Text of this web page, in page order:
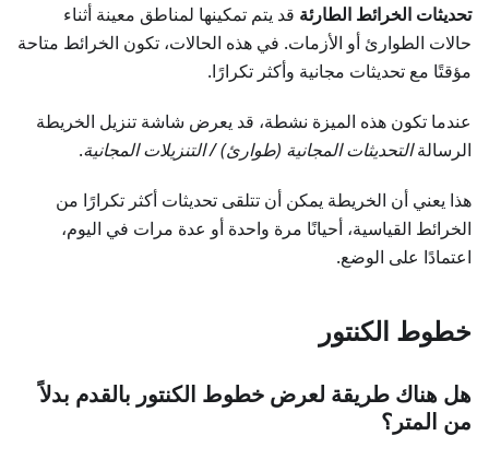
تحديثات الخرائط الطارئة قد يتم تمكينها لمناطق معينة أثناء
حالات الطوارئ أو الأزمات. في هذه الحالات، تكون الخرائط متاحة
مؤقتًا مع تحديثات مجانية وأكثر تكرارًا.
عندما تكون هذه الميزة نشطة، قد يعرض شاشة تنزيل الخريطة
الرسالةالتحديثات المجانية (طوارئ) / التنزيلات المجانية.
هذا يعني أن الخريطة يمكن أن تتلقى تحديثات أكثر تكرارًا من
الخرائط القياسية، أحيانًا مرة واحدة أو عدة مرات في اليوم،
اعتمادًا على الوضع.
خطوط الكنتور
هل هناك طريقة لعرض خطوط الكنتور بالقدم بدلاً
من المتر؟